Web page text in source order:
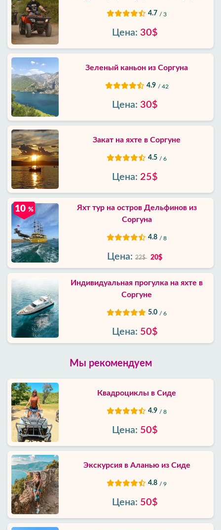
4.7 / 3
Цена: 30$
Зеленый каньон из Соргуна
4.9 / 42
Цена: 30$
Закат на яхте в Соргуне
4.5 / 6
Цена: 25$
Яхт тур на остров Дельфинов из
Соргуна
4.8 / 8
10 %
Цена: 22$ 20$
Индивидуальная прогулка на яхте в
Соргуне
5.0 / 6
Цена: 50$
Мы рекомендуем
Квадроциклы в Сиде
4.9 / 8
Цена: 50$
Экскурсия в Аланью из Сиде
4.8 / 9
Цена: 50$